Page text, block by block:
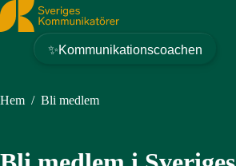
Sveriges Kommunikatörer
✨Kommunikationscoachen
Hem / Bli medlem